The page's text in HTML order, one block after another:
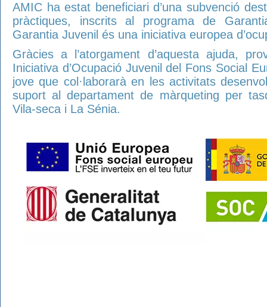
AMIC ha estat beneficiari d’una subvenció
pràctiques, inscrits al programa de
Garantia Juvenil és una iniciativa europea
Gràcies a l’atorgament d’aquesta ajuda,
Iniciativa d’Ocupació Juvenil del Fons Social
jove que col·laborarà en les activitats
suport al departament de màrqueting per
Vila-seca i La Sénia.